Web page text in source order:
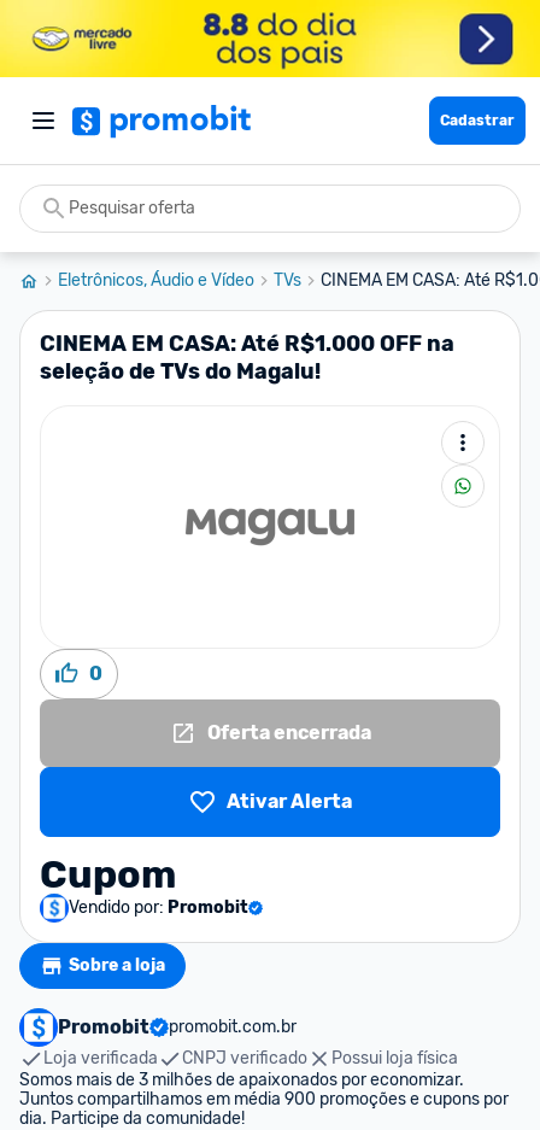
Cadastrar
Eletrônicos, Áudio e Vídeo TVs CINEMA EM CASA: Até
CINEMA EM CASA: Até R$1.000 OFF na
seleção de TVs do Magalu!
0
Oferta encerrada
Ativar Alerta
Cupom
Vendido por: Promobit
Sobre a loja
Promobit
promobit.com.br
Loja verificada
CNPJ verificado
Possui loja física
Somos mais de 3 milhões de apaixonados por economizar.
Juntos compartilhamos em média 900 promoções e cupons por
dia. Participe da comunidade!